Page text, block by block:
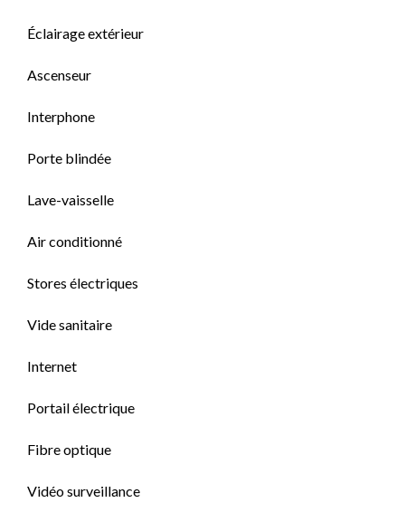
Éclairage extérieur
Ascenseur
Interphone
Porte blindée
Lave-vaisselle
Air conditionné
Stores électriques
Vide sanitaire
Internet
Portail électrique
Fibre optique
Vidéo surveillance